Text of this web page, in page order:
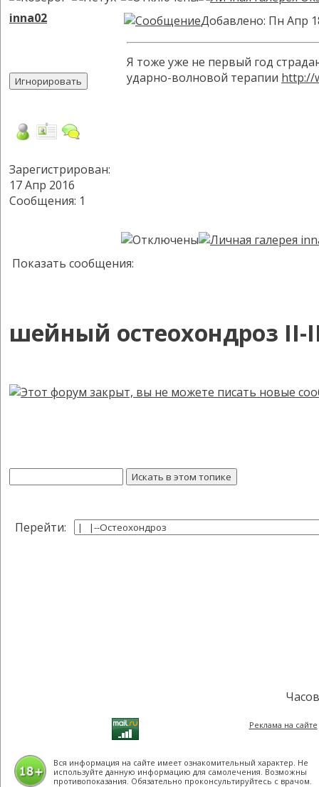
inna02
Зарегистрирован:
17 Апр 2016
Сообщения: 1
Добавлено: Пн Апр
Я тоже уже не первый год
ударно-волновой терапии http://
Показать сообщения:
шейный остеохондроз II-
Перейти:
Реклама на сайте
Вся информация на сайте имеет ознакомительный характер. Не
используйте данную информацию для самолечения. Возможны
противопоказания. Обязательно проконсультируйтесь с врачом.